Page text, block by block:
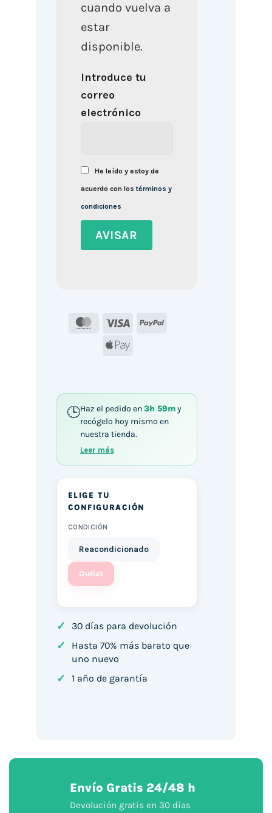
cuando vuelva a
estar
disponible.
Introduce tu
correo
electrónico
He leído y estoy de
acuerdo con lostérminos y
condiciones
MasterCard
Visa
PayPal
Apple
Haz el pedido en3h 59my
recógelo hoy mismo en
nuestra tienda.
Leer más
ELIGE TU
CONFIGURACIÓN
CONDICIÓN
Reacondicionado
Outlet
✓ 30 días para devolución
✓
Hasta 70% más barato que
uno nuevo
✓ 1 año de garantía
Envío Gratis 24/48 h
Devolución gratis en 30 días